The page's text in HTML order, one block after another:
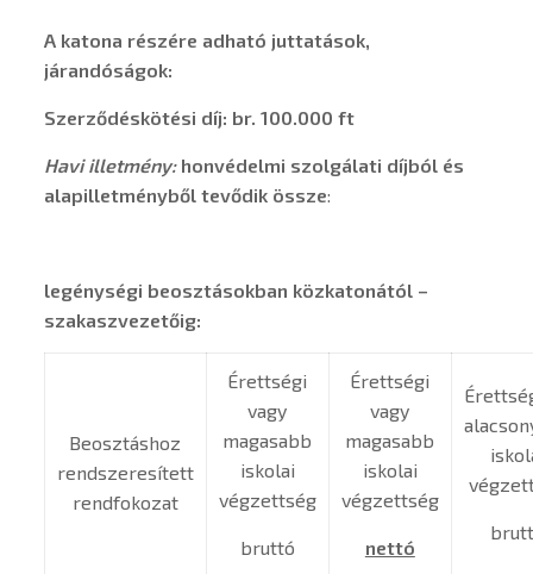
A katona részére adható juttatások,
járandóságok:
Szerződéskötési díj: br. 100.000 ft
Havi illetmény:honvédelmi szolgálati díjból és
alapilletményből tevődik össze:
legénységi beosztásokban közkatonától –
szakaszvezetőig:
Beosztáshoz
rendszeresített
rendfokozat
Érettségi
vagy
magasabb
iskolai
végzettség
bruttó
Érettségi
vagy
magasabb
iskolai
végzettség
nettó